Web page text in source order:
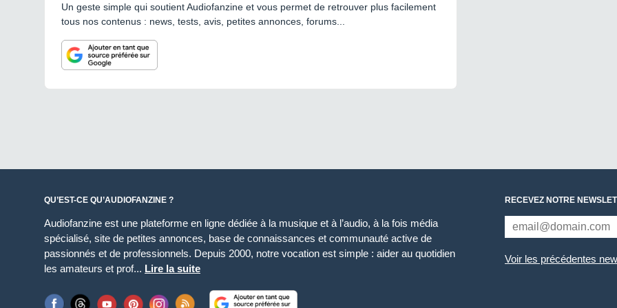
Un geste simple qui soutient Audiofanzine et vous permet de retrouver plus facilement
tous nos contenus : news, tests, avis, petites annonces, forums...
QU’EST-CE QU’AUDIOFANZINE ?
Audiofanzine est une plateforme en ligne dédiée à la musique et à l’audio, à la fois média
spécialisé, site de petites annonces, base de connaissances et communauté active de
passionnés et de professionnels. Depuis 2000, notre vocation est simple : aider au quotidien
les amateurs et prof... Lire la suite
RECEVEZ NOTRE
Voir les précédentes